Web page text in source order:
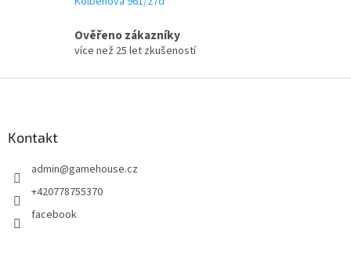
Ověřeno zákazníky
více než 25 let zkušeností
Kontakt
admin@gamehouse.cz
+420778755370
facebook